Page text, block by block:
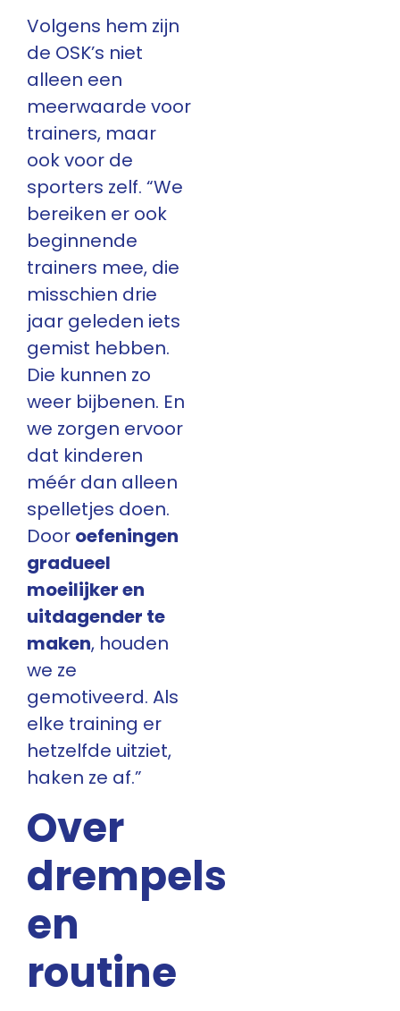
Volgens hem zijn
de OSK’s niet
alleen een
meerwaarde voor
trainers, maar
ook voor de
sporters zelf. “We
bereiken er ook
beginnende
trainers mee, die
misschien drie
jaar geleden iets
gemist hebben.
Die kunnen zo
weer bijbenen. En
we zorgen ervoor
dat kinderen
méér dan alleen
spelletjes doen.
Door oefeningen
gradueel
moeilijker en
uitdagender te
maken, houden
we ze
gemotiveerd. Als
elke training er
hetzelfde uitziet,
haken ze af.”
Over
drempels
en
routine